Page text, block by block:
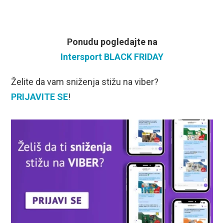
Ponudu pogledajte na
Intersport BLACK FRIDAY
Želite da vam sniženja stižu na viber?
PRIJAVITE SE!